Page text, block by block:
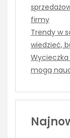
firmy
Trendy w
wiedzieć,
mogą